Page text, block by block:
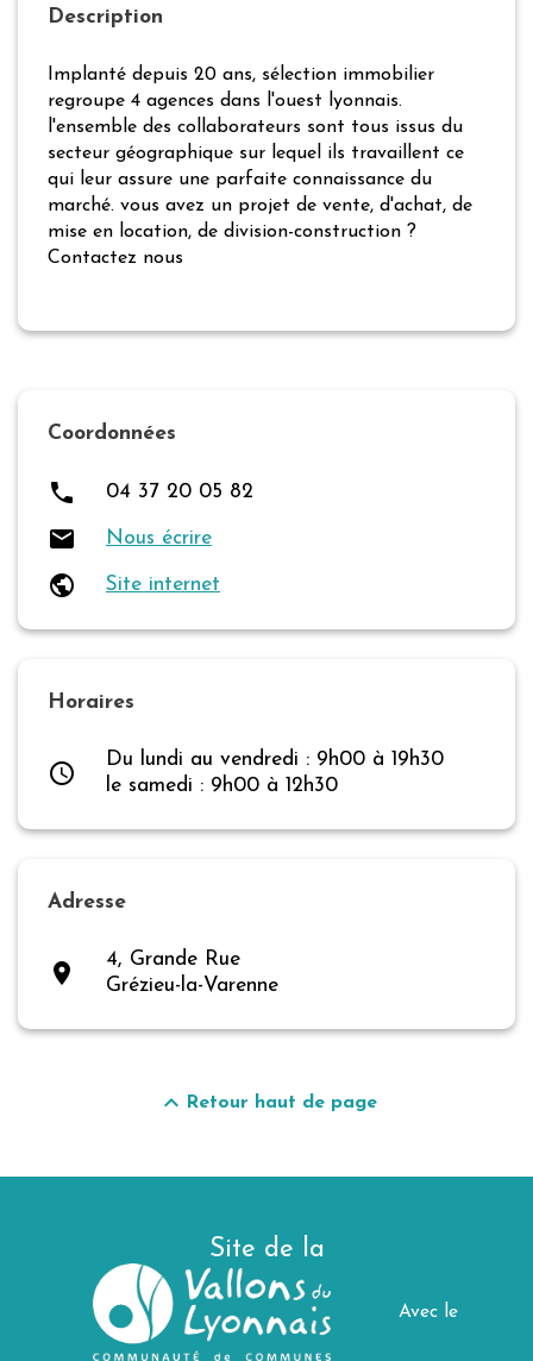
Description
Implanté depuis 20 ans, sélection immobilier
regroupe 4 agences dans l'ouest lyonnais.
l'ensemble des collaborateurs sont tous issus du
secteur géographique sur lequel ils travaillent ce
qui leur assure une parfaite connaissance du
marché. vous avez un projet de vente, d'achat, de
mise en location, de division-construction ?
Contactez nous
Coordonnées
local_phone 04 37 20 05 82
local_post_office Nous écrire
public Site internet
Horaires
access_time
Du lundi au vendredi : 9h00 à 19h30
le samedi : 9h00 à 12h30
Adresse
place
4, Grande Rue
Grézieu-la-Varenne
keyboard_arrow_up Retour haut de page
Site de la
Avec le